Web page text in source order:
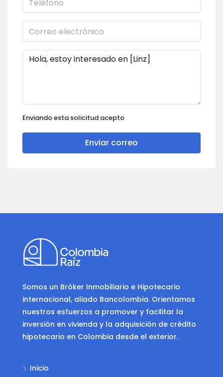
Enviando esta solicitud acepto
Enviar correo
Somos un Bróker Inmobiliario e Hipotecario
internacional, aliado Bancolombia. Orientamos
nuestros esfuerzos a promover y facilitar la
inversión en vivienda y la adquisición de crédito
hipotecario en Colombia desde el exterior.
Inicio